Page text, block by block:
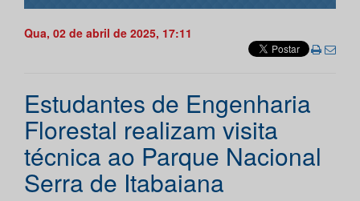
Qua, 02 de abril de 2025, 17:11
Estudantes de Engenharia
Florestal realizam visita
técnica ao Parque Nacional
Serra de Itabaiana